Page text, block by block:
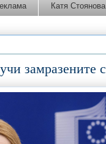
Катя
замразените